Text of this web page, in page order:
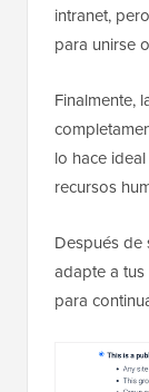
intranet,
para unirse
Finalmente,
lo hace
recursos
Después de
adapte a
para